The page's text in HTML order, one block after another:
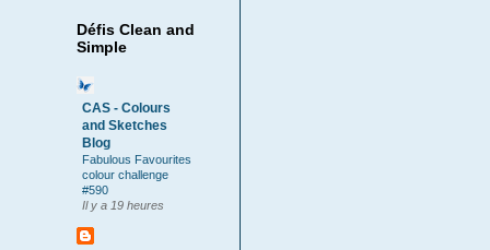
Défis Clean and
Simple
CAS - Colours
and Sketches
Blog
Fabulous Favourites
colour challenge
#590
Il y a 19 heures